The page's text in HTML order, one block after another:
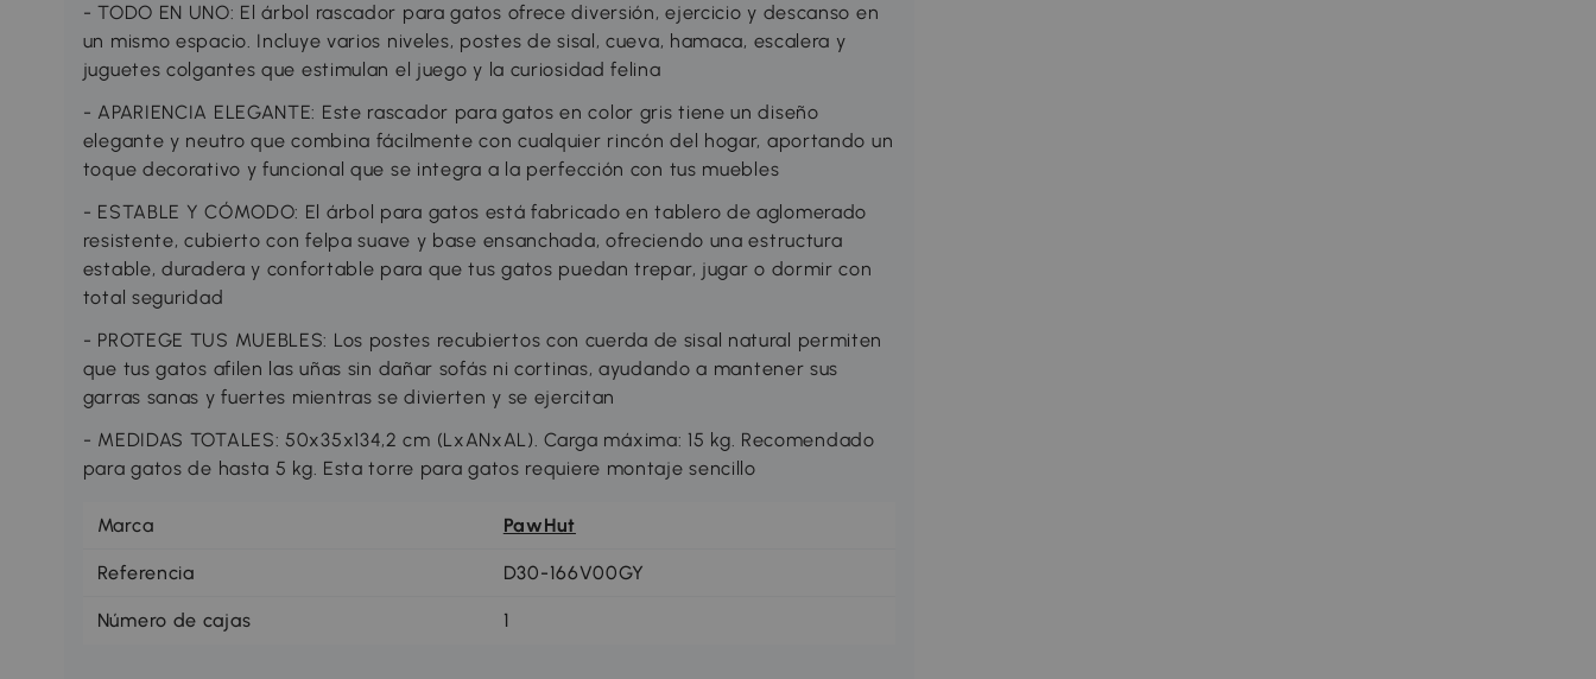
- TODO EN UNO: El árbol rascador para gatos ofrece diversión, ejercicio y descanso en
un mismo espacio. Incluye varios niveles, postes de sisal, cueva, hamaca, escalera y
juguetes colgantes que estimulan el juego y la curiosidad felina
- APARIENCIA ELEGANTE: Este rascador para gatos en color gris tiene un diseño
elegante y neutro que combina fácilmente con cualquier rincón del hogar, aportando un
toque decorativo y funcional que se integra a la perfección con tus muebles
- ESTABLE Y CÓMODO: El árbol para gatos está fabricado en tablero de aglomerado
resistente, cubierto con felpa suave y base ensanchada, ofreciendo una estructura
estable, duradera y confortable para que tus gatos puedan trepar, jugar o dormir con
total seguridad
- PROTEGE TUS MUEBLES: Los postes recubiertos con cuerda de sisal natural permiten
que tus gatos afilen las uñas sin dañar sofás ni cortinas, ayudando a mantener sus
garras sanas y fuertes mientras se divierten y se ejercitan
- MEDIDAS TOTALES: 50x35x134,2 cm (LxANxAL). Carga máxima: 15 kg. Recomendado
para gatos de hasta 5 kg. Esta torre para gatos requiere montaje sencillo
Marca PawHut
Referencia D30-166V00GY
Número de cajas 1